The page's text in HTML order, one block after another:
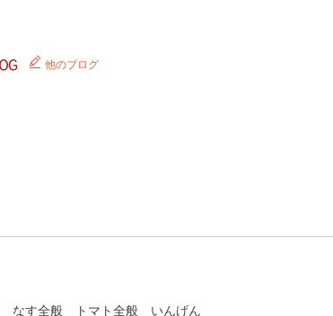
他のブログ
なす全般 トマト全般 いんげん